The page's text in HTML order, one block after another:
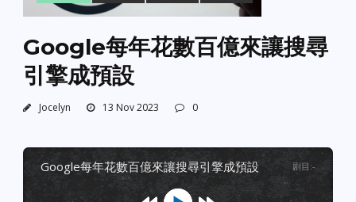
Google每年花數百億來讓搜尋
引擎成預設
Jocelyn 13 Nov 2023 0
google每年花數百億來讓搜尋引擎成預設 剧目 :-